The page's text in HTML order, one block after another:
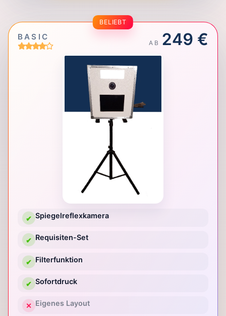
BELIEBT
BASIC
AB 249 €
✔ Spiegelreflexkamera
✔ Requisiten-Set
✔ Filterfunktion
✔ Sofortdruck
✕ Eigenes Layout